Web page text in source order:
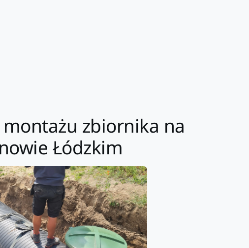
montażu zbiornika na
Łódzkim